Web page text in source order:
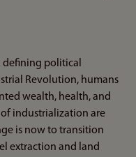
defining political
Revolution, humans
wealth, health, and
industrialization are
is now to transition
extraction and land